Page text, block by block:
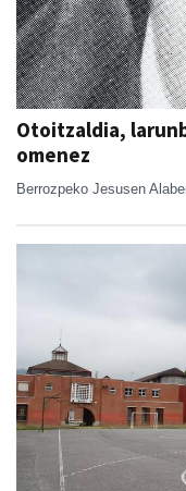
Otoitzaldia,
omenez
Berrozpeko Jesusen